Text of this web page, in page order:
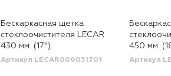
Бескаркасная щетка
стеклоочистителя LECAR
430 мм. (17")
Артикул LECAR000051701
450 мм.
Артикул